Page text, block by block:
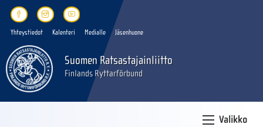
Yhteystiedot Kalenteri Medialle Jäsenhuone
Suomen Ratsastajainliitto
Finlands Ryttarförbund
Valikko